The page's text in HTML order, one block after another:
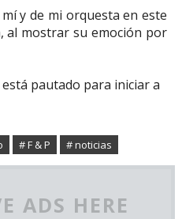
y de mi orquesta en este
al mostrar su emoción por
está pautado para iniciar a
# F & P # noticias
ADS HERE